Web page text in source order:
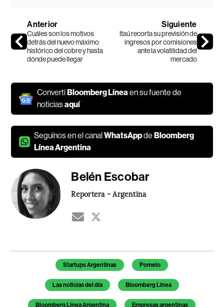
Anterior
Cuáles son los motivos
detrás del nuevo máximo
histórico del cobre y hasta
dónde puede llegar
Siguiente
Itaú recorta su previsión de
ingresos por comisiones
ante la volatilidad del
mercado
Convertí Bloomberg Líneaen su fuente de
noticiasaquí
Seguínos en el canalWhatsAppde Bloomberg
Línea Argentina
Belén Escobar
Reportera - Argentina
Temas de este artículo
Startups Argentinas Pomelo
Las noticias del día Bloomberg Línea
Bloomberg Línea Argentina Empresas argentinas